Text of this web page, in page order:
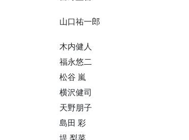
山口祐一郎
木内健人
福永悠二
松谷 嵐
横沢健司
天野朋子
島田 彩